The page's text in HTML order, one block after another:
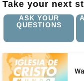
Take your next
ASK YOUR
QUESTIONS